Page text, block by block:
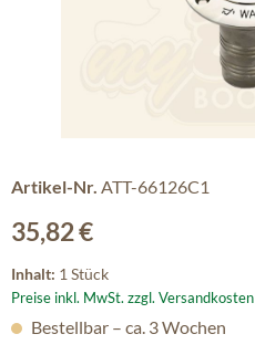
Artikel-Nr. ATT-66126C1
Regulärer Preis:
35,82 €
Inhalt: 1 Stück
Preise inkl. MwSt. zzgl. Versandkosten
Bestellbar – ca. 3 Wochen